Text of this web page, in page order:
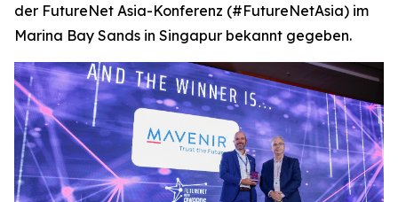
der FutureNet Asia-Konferenz (#FutureNetAsia) im
Marina Bay Sands in Singapur bekannt gegeben.